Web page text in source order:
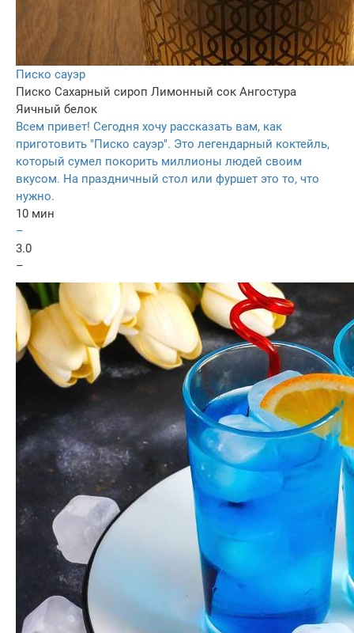
Писко сауэр
Писко Сахарный сироп Лимонный сок Ангостура
Яичный белок
Всем привет! Сегодня хочу рассказать вам, как
приготовить "Писко сауэр". Это легендарный коктейль,
который сумел покорить миллионы людей своим
вкусом. На праздничный стол или фуршет это то, что
нужно.
10 мин
–
3.0
–